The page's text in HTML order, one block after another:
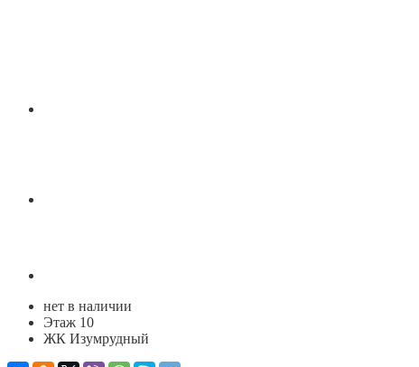
нет в наличии
Этаж 10
ЖК Изумрудный